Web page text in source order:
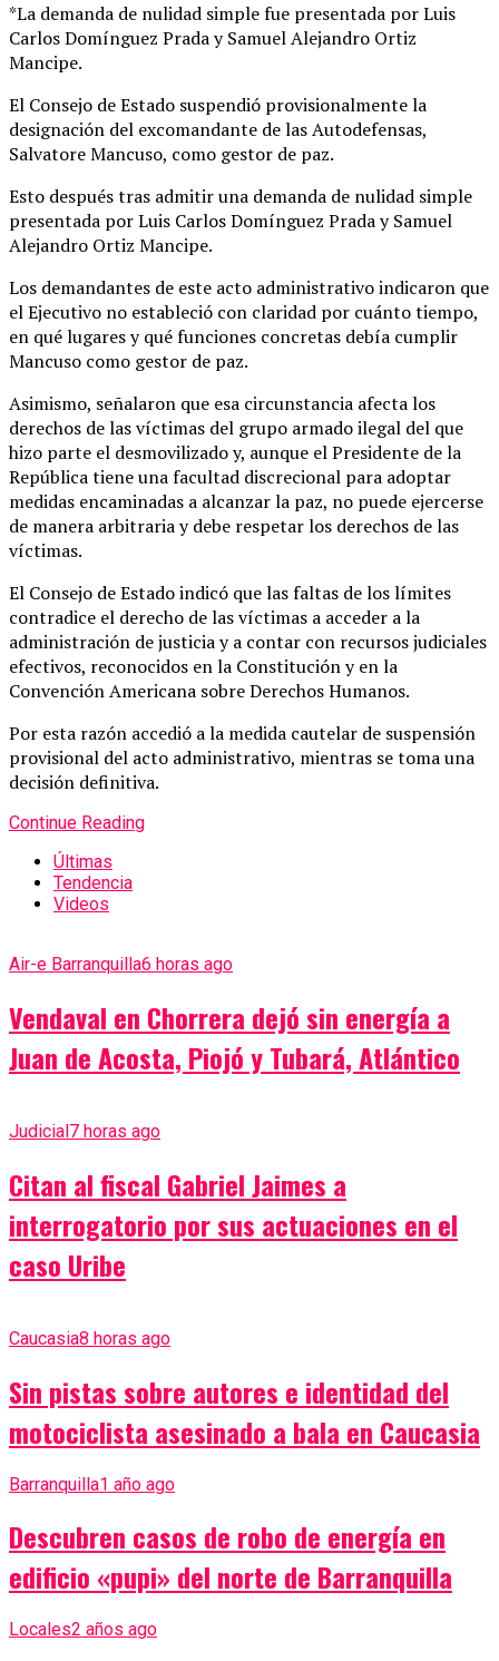
*La demanda de nulidad simple fue presentada por Luis
Carlos Domínguez Prada y Samuel Alejandro Ortiz
Mancipe.
El Consejo de Estado suspendió provisionalmente la
designación del excomandante de las Autodefensas,
Salvatore Mancuso, como gestor de paz.
Esto después tras admitir una demanda de nulidad simple
presentada por Luis Carlos Domínguez Prada y Samuel
Alejandro Ortiz Mancipe.
Los demandantes de este acto administrativo indicaron que
el Ejecutivo no estableció con claridad por cuánto tiempo,
en qué lugares y qué funciones concretas debía cumplir
Mancuso como gestor de paz.
Asimismo, señalaron que esa circunstancia afecta los
derechos de las víctimas del grupo armado ilegal del que
hizo parte el desmovilizado y, aunque el Presidente de la
República tiene una facultad discrecional para adoptar
medidas encaminadas a alcanzar la paz, no puede ejercerse
de manera arbitraria y debe respetar los derechos de las
víctimas.
El Consejo de Estado indicó que las faltas de los límites
contradice el derecho de las víctimas a acceder a la
administración de justicia y a contar con recursos judiciales
efectivos, reconocidos en la Constitución y en la
Convención Americana sobre Derechos Humanos.
Por esta razón accedió a la medida cautelar de suspensión
provisional del acto administrativo, mientras se toma una
decisión definitiva.
Continue Reading
Últimas
Tendencia
Videos
Air-e Barranquilla6 horas ago
Vendaval en Chorrera dejó sin energía a
Juan de Acosta, Piojó y Tubará, Atlántico
Judicial7 horas ago
Citan al fiscal Gabriel Jaimes a
interrogatorio por sus actuaciones en el
caso Uribe
Caucasia8 horas ago
Sin pistas sobre autores e identidad del
motociclista asesinado a bala en Caucasia
Barranquilla1 año ago
Descubren casos de robo de energía en
edificio «pupi» del norte de Barranquilla
Locales2 años ago